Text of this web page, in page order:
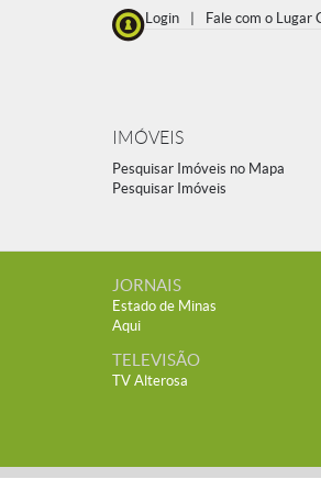
Login Fale com o Lugar
IMÓVEIS
Pesquisar Imóveis no Mapa
Pesquisar Imóveis
JORNAIS
Estado de Minas
Aqui
TELEVISÃO
TV Alterosa